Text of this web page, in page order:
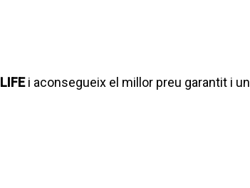
LIFEi aconsegueix el millor preu garantit i un